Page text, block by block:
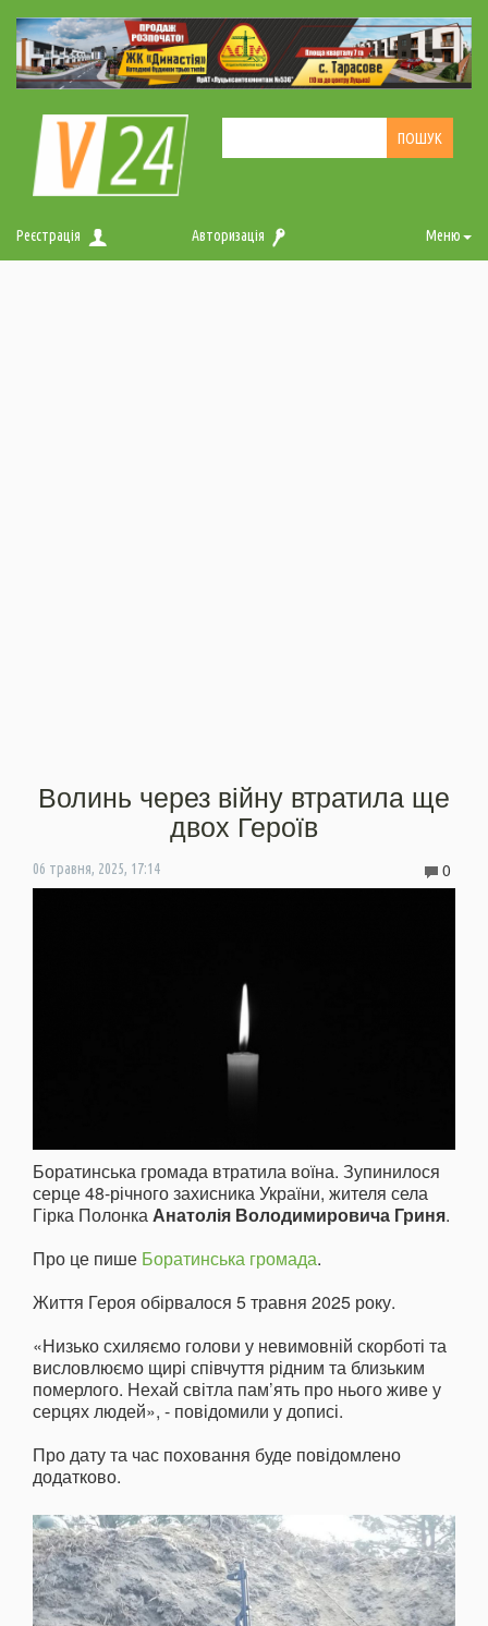
Реєстрація Авторизація Меню
Волинь через війну втратила ще
двох Героїв
06 травня, 2025, 17:14 0
Боратинська громада втратила воїна. Зупинилося
серце 48-річного захисника України, жителя села
Гірка ПолонкаАнатолія Володимировича Гриня.
Про це пише Боратинська громада.
Життя Героя обірвалося 5 травня 2025 року.
«Низько схиляємо голови у невимовній скорботі та
висловлюємо щирі співчуття рідним та близьким
померлого. Нехай світла пам’ять про нього живе у
серцях людей», - повідомили у дописі.
Про дату та час поховання буде повідомлено
додатково.